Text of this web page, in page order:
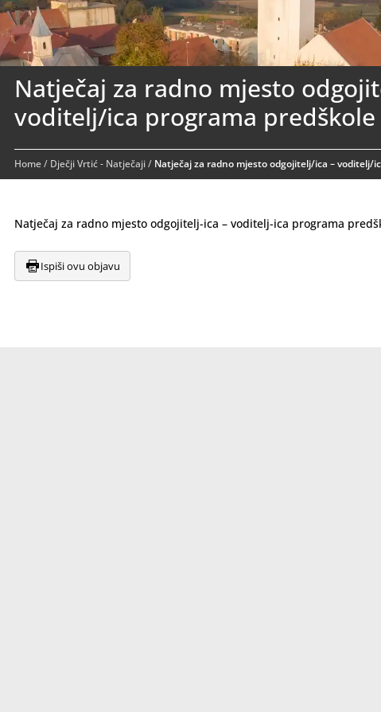
Natječaj za radno mjesto
voditelj/ica programa predškole
Home/ Dječji Vrtić - Natječaji/ Natječaj za radno mjesto odgojitelj/ica – voditelj/
Natječaj za radno mjesto odgojitelj-ica – voditelj-ica programa
Ispiši ovu objavu